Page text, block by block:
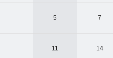
5 7
11 14